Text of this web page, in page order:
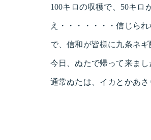
100キロの収穫で、50キロ
え・・・・・・・信じられ
で、信和が皆様に九条ネギ
今日、ぬたで帰って来まし
通常ぬたは、イカとかあ